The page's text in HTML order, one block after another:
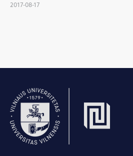
2017-08-17